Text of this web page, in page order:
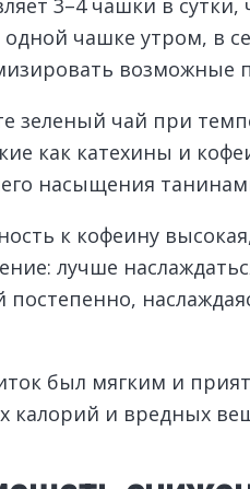
3–4 чашки в сутки,
чашке утром, в
возможные
зеленый чай при
как катехины и
насыщения
к кофеину
лучше
был мягким и
калорий и вредных